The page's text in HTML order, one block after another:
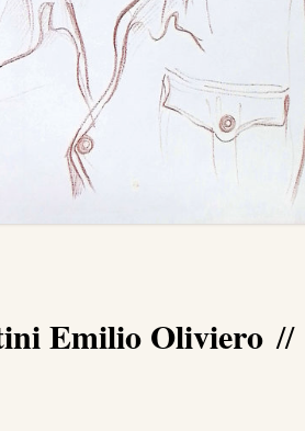
Emilio Oliviero //